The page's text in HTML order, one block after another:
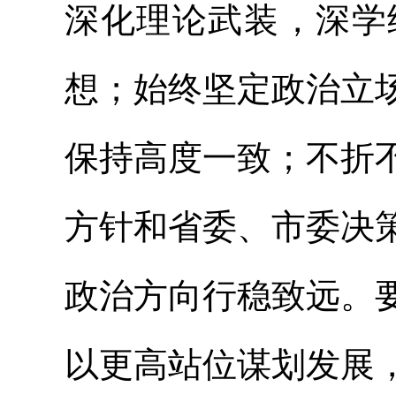
深化理论武装，深
想；始终坚定政治立
保持高度一致；不折
方针和省委、市委决
政治方向行稳致远。
以更高站位谋划发展